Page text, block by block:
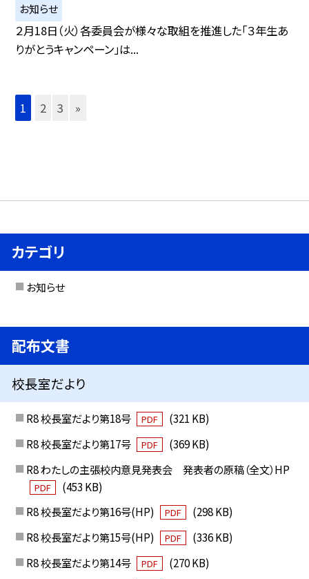
お知らせ
２月18日（火）各委員会が様々な取組を推進した「３年生あ
りがとうキャンペーン」は...
1 2 3 »
カテゴリ
お知らせ
配布文書
校長室だより
R8 校長室だより第18号 PDF
(321 KB)
R8 校長室だより第17号
PDF
(369 KB)
R8 わたしの主張校内意見発表会 発表者の原稿（全文）HP
PDF
(453 KB)
R8 校長室だより第16号(HP)
PDF
(298 KB)
R8 校長室だより第15号(HP)
PDF
(336 KB)
R8 校長室だより第14号
PDF
(270 KB)